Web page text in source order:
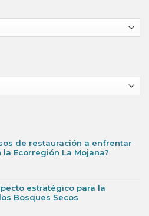
de restauración a enfrentar
Ecorregión La Mojana?
estratégico para la
Bosques Secos